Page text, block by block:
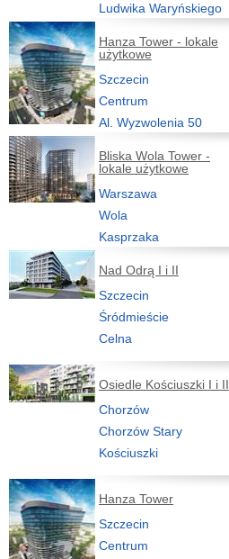
Ludwika Waryńskiego
Hanza Tower - lokale
użytkowe
Szczecin
Centrum
Al. Wyzwolenia 50
Bliska Wola Tower -
lokale użytkowe
Warszawa
Wola
Kasprzaka
Nad Odrą I i II
Szczecin
Śródmieście
Celna
Osiedle Kościuszki I i II
Chorzów
Chorzów Stary
Kościuszki
Hanza Tower
Szczecin
Centrum